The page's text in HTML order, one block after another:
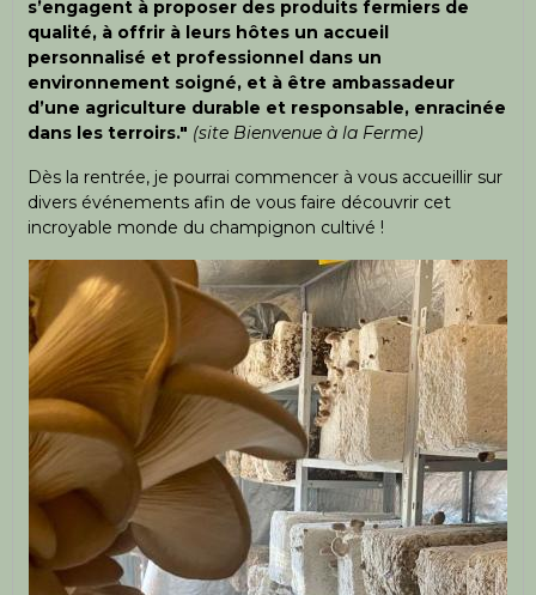
s’engagent à proposer des produits fermiers de
qualité, à offrir à leurs hôtes un accueil
personnalisé et professionnel dans un
environnement soigné, et à être ambassadeur
d’une agriculture durable et responsable, enracinée
dans les terroirs." (site Bienvenue à la Ferme)
Dès la rentrée, je pourrai commencer à vous accueillir sur
divers événements afin de vous faire découvrir cet
incroyable monde du champignon cultivé !